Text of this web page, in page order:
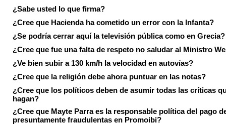
¿Sabe usted lo que firma?
¿Cree que Hacienda ha cometido un error con la Infanta?
¿Se podría cerrar aquí la televisión pública como en Grecia?
¿Cree que fue una falta de respeto no saludar al Ministro
¿Ve bien subir a 130 km/h la velocidad en autovías?
¿Cree que la religión debe ahora puntuar en las notas?
¿Cree que los políticos deben de asumir todas las críticas
hagan?
¿Cree que Mayte Parra es la responsable política del pago
presuntamente fraudulentas en Promoibi?